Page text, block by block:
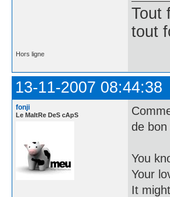
Tout
tout
Hors ligne
13-11-2007 08:44:38
fonji
Le MaItRe DeS cApS
de
You
Your
It